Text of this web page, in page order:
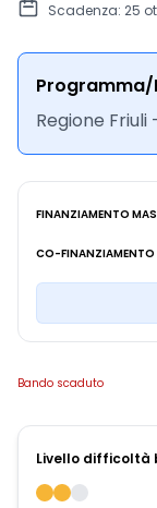
Scadenza: 25
Programma/
Regione Friuli
FINANZIAMENTO
CO-FINANZIAMENTO
Bando scaduto
Livello difficoltà